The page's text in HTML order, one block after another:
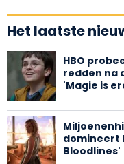
Het laatste
HBO
redden na
'Magie is
domineert
Bloodlines'